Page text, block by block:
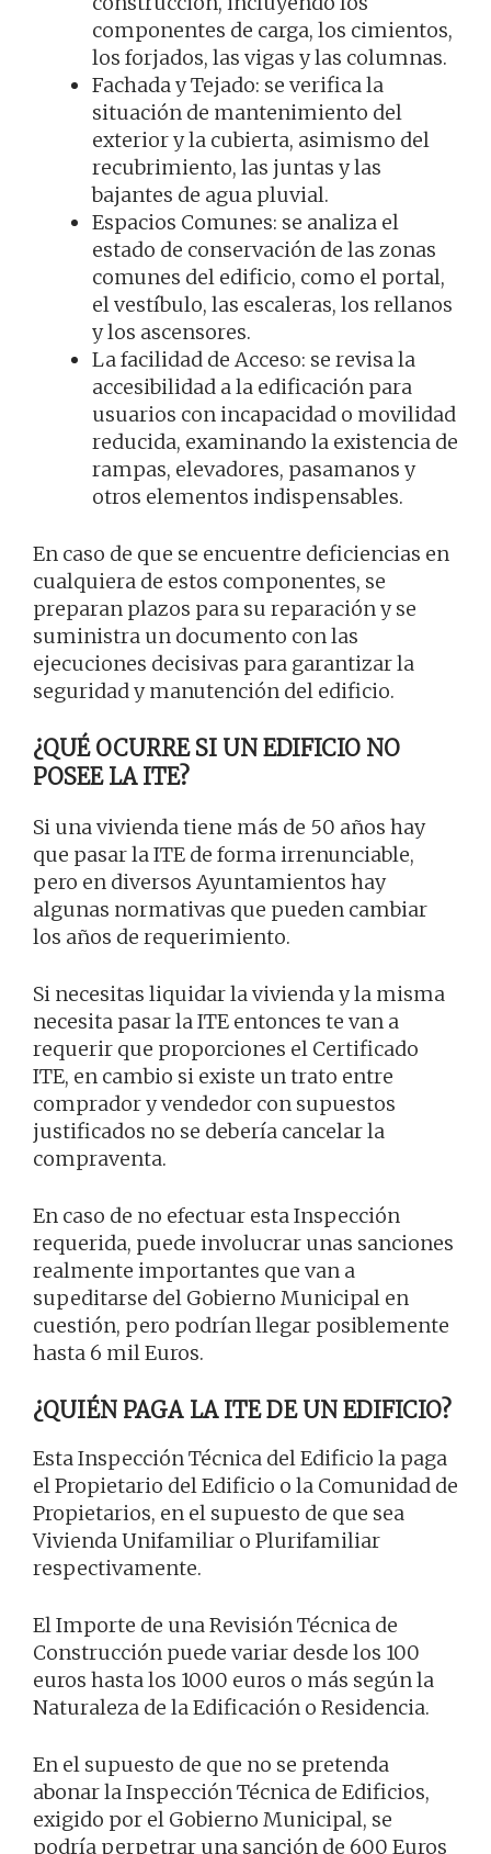
componentes de carga, los cimientos,
los forjados, las vigas y las columnas.
Fachada y Tejado: se verifica la
situación de mantenimiento del
exterior y la cubierta, asimismo del
recubrimiento, las juntas y las
bajantes de agua pluvial.
Espacios Comunes: se analiza el
estado de conservación de las zonas
comunes del edificio, como el portal,
el vestíbulo, las escaleras, los rellanos
y los ascensores.
La facilidad de Acceso: se revisa la
accesibilidad a la edificación para
usuarios con incapacidad o movilidad
reducida, examinando la existencia de
rampas, elevadores, pasamanos y
otros elementos indispensables.
En caso de que se encuentre deficiencias en
cualquiera de estos componentes, se
preparan plazos para su reparación y se
suministra un documento con las
ejecuciones decisivas para garantizar la
seguridad y manutención del edificio.
¿QUÉ OCURRE SI UN EDIFICIO NO
POSEE LA ITE?
Si una vivienda tiene más de 50 años hay
que pasar la ITE de forma irrenunciable,
pero en diversos Ayuntamientos hay
algunas normativas que pueden cambiar
los años de requerimiento.
Si necesitas liquidar la vivienda y la misma
necesita pasar la ITE entonces te van a
requerir que proporciones el Certificado
ITE, en cambio si existe un trato entre
comprador y vendedor con supuestos
justificados no se debería cancelar la
compraventa.
En caso de no efectuar esta Inspección
requerida, puede involucrar unas sanciones
realmente importantes que van a
supeditarse del Gobierno Municipal en
cuestión, pero podrían llegar posiblemente
hasta 6 mil Euros.
¿QUIÉN PAGA LA ITE DE UN EDIFICIO?
Esta Inspección Técnica del Edificio la paga
el Propietario del Edificio o la Comunidad de
Propietarios, en el supuesto de que sea
Vivienda Unifamiliar o Plurifamiliar
respectivamente.
El Importe de una Revisión Técnica de
Construcción puede variar desde los 100
euros hasta los 1000 euros o más según la
Naturaleza de la Edificación o Residencia.
En el supuesto de que no se pretenda
abonar la Inspección Técnica de Edificios,
exigido por el Gobierno Municipal, se
podría perpetrar una sanción de 600 Euros